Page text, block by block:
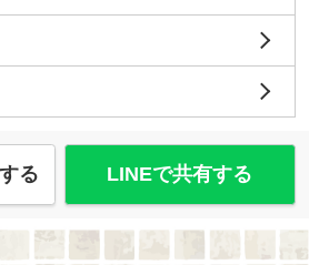
る LINEで共有する